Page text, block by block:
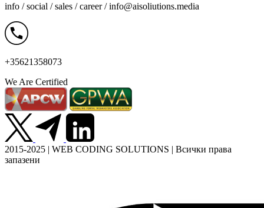
info / social / sales / career /info@aisoliutions.media
+35621358073
We Are Certified
2015-2025 | WEB CODING SOLUTIONS | Всички права
запазени